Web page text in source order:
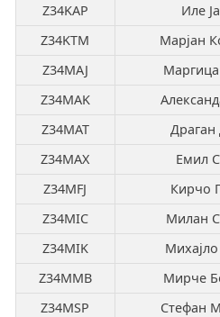
Z34KAP
Иле
Z34KTM
Марјан
Z34MAJ
Z34MAK
Z34MAT
Z34MAX
Емил
Z34MFJ
Кирчо
Z34MIC
Милан
Z34MIK
Z34MMB
Мирче
Z34MSP
Стефан